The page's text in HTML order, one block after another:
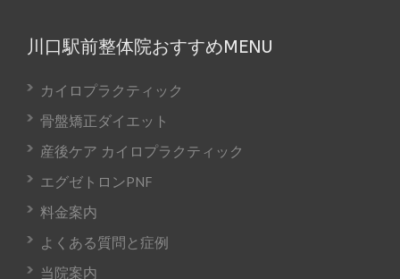
川口駅前整体院おすすめMENU
カイロプラクティック
骨盤矯正ダイエット
産後ケア カイロプラクティック
エグゼトロンPNF
料金案内
よくある質問と症例
当院案内